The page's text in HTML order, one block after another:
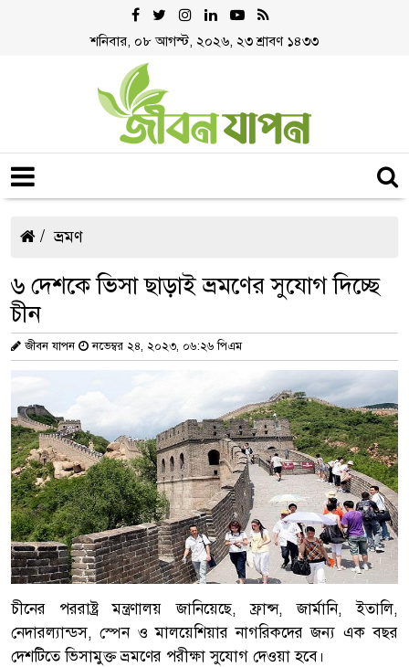
শনিবার, ০৮ আগস্ট, ২০২৬, ২৩ শ্রাবণ ১৪৩৩
ভ্রমণ
৬ দেশকে ভিসা ছাড়াই ভ্রমণের সুযোগ দিচ্ছে
চীন
জীবন যাপন নভেম্বর ২৪, ২০২৩, ০৬:২৬ পিএম
চীনের পররাষ্ট্র মন্ত্রণালয় জানিয়েছে, ফ্রান্স, জার্মানি, ইতালি,
নেদারল্যান্ডস, স্পেন ও মালয়েশিয়ার নাগরিকদের জন্য এক বছর
দেশটিতে ভিসামুক্ত ভ্রমণের পরীক্ষা সুযোগ দেওয়া হবে।